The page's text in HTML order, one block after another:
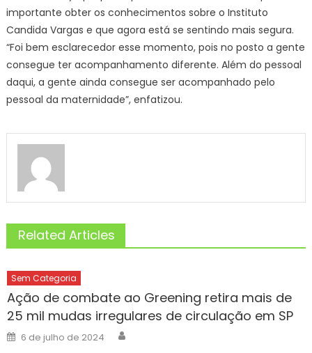
importante obter os conhecimentos sobre o Instituto
Candida Vargas e que agora está se sentindo mais segura.
“Foi bem esclarecedor esse momento, pois no posto a gente
consegue ter acompanhamento diferente. Além do pessoal
daqui, a gente ainda consegue ser acompanhado pelo
pessoal da maternidade”, enfatizou.
Related Articles
Sem Categoria
Ação de combate ao Greening retira mais de
25 mil mudas irregulares de circulação em SP
Posted
on
6 de julho de 2024